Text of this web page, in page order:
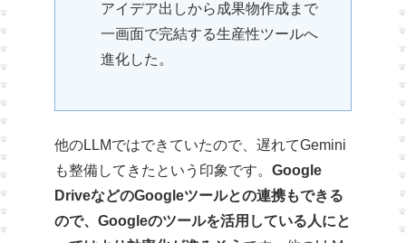
アイデア出しから成果物作成まで
一画面で完結する生産性ツールへ
進化した。
他のLLMではできていたので、遅れてGemini
も整備してきたという印象です。 Google
DriveなどのGoogleツールとの連携もできる
ので、Googleのツールを活用している人にと